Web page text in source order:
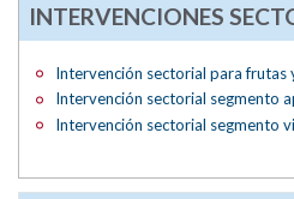
INTERVENCIONES
Intervención sectorial para frutas
Intervención sectorial segmento
Intervención sectorial segmento